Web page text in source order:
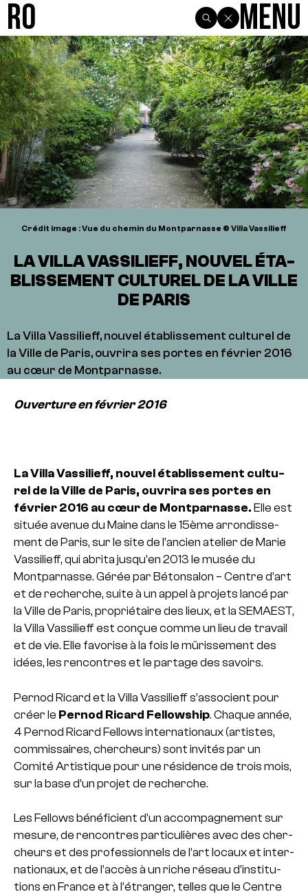
R0 Menu
Crédit image : Vue du chemin du Montparnasse © Villa Vassilieff
LA VILLA VASSILIEFF, NOUVEL ÉTA­
BLIS­SE­MENT CULTU­REL DE LA VILLE
DE PARIS
La Villa Vassilieff, nouvel éta­blis­se­ment cultu­rel de
la Ville de Paris, ouvrira ses portes en février 2016
au cœur de Montparnasse.
Ouverture en février 2016
La Villa Vassilieff, nouvel éta­blis­se­ment cultu­
rel de la Ville de Paris, ouvrira ses portes en
février 2016 au cœur de Montparnasse. Elle est
située avenue du Maine dans le 15ème arron­dis­se­
ment de Paris, sur le site de l’ancien ate­lier de Marie
Vassilieff, qui abrita jusqu’en 2013 le musée du
Montparnasse. Gérée par Bétonsalon – Centre d’art
et de recher­che, suite à un appel à pro­jets lancé par
la Ville de Paris, pro­prié­taire des lieux, et la SEMAEST,
la Villa Vassilieff est conçue comme un lieu de tra­vail
et de vie. Elle favo­rise à la fois le mûris­se­ment des
idées, les ren­contres et le par­tage des savoirs.
Pernod Ricard et la Villa Vassilieff s’asso­cient pour
créer le Pernod Ricard Fellowship. Chaque année,
4 Pernod Ricard Fellows inter­na­tio­naux (artis­tes,
com­mis­sai­res, cher­cheurs) sont invi­tés par un
Comité Artistique pour une rési­dence de trois mois,
sur la base d’un projet de recher­che.
Les Fellows béné­fi­cient d’un accom­pa­gne­ment sur
mesure, de ren­contres par­ti­cu­liè­res avec des cher­
cheurs et des pro­fes­sion­nels de l’art locaux et inter­
na­tio­naux, et de l’accès à un riche réseau d’ins­ti­tu­
tions en France et à l’étran­ger, telles que le Centre